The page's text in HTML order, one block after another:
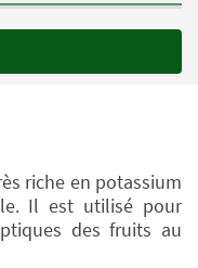
riche en potassium
Il est utilisé pour
des fruits au